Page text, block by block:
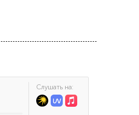
Cлушать на: